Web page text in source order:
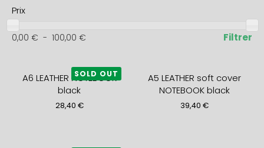
Prix
0,00 € - 100,00 € Filtrer
A6 LEATHER NOTEBOOK
black
28,40 €
SOLD OUT
A5 LEATHER soft cover
NOTEBOOK black
39,40€